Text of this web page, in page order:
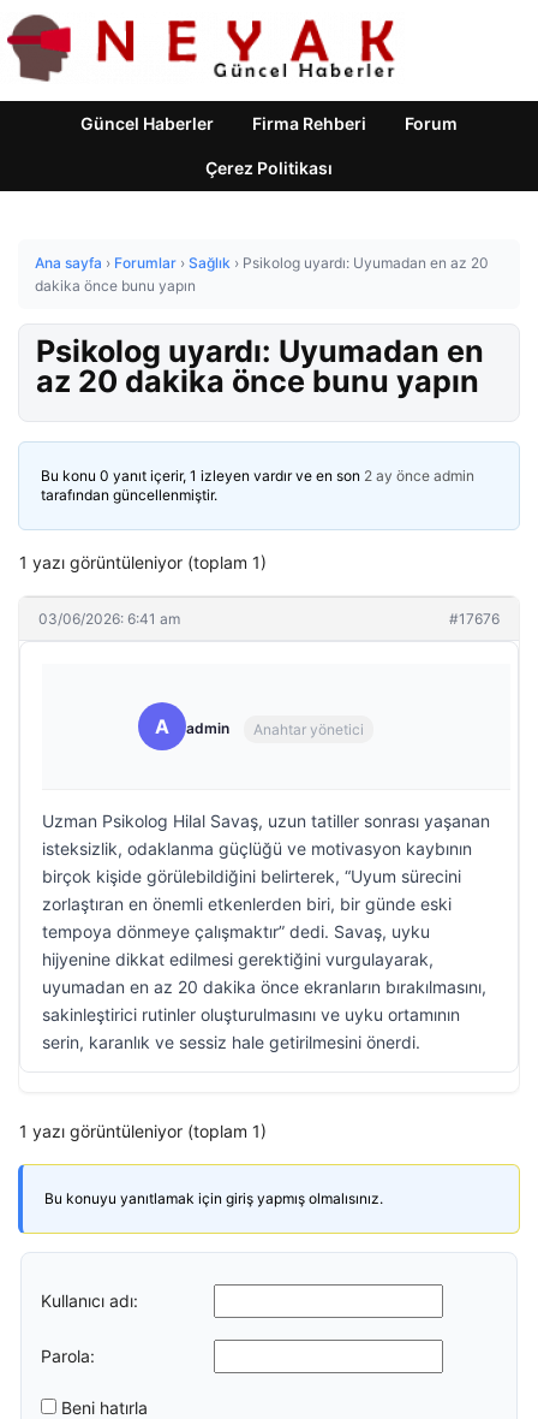
Güncel Haberler Firma Rehberi Forum
Çerez Politikası
Ana sayfa › Forumlar › Sağlık › Psikolog uyardı: Uyumadan en az 20
dakika önce bunu yapın
Psikolog uyardı: Uyumadan en
az 20 dakika önce bunu yapın
Bu konu 0 yanıt içerir, 1 izleyen vardır ve en son 2 ay önce admin
tarafından güncellenmiştir.
1 yazı görüntüleniyor (toplam 1)
03/06/2026: 6:41 am #17676
A admin Anahtar yönetici
Uzman Psikolog Hilal Savaş, uzun tatiller sonrası yaşanan
isteksizlik, odaklanma güçlüğü ve motivasyon kaybının
birçok kişide görülebildiğini belirterek, “Uyum sürecini
zorlaştıran en önemli etkenlerden biri, bir günde eski
tempoya dönmeye çalışmaktır” dedi. Savaş, uyku
hijyenine dikkat edilmesi gerektiğini vurgulayarak,
uyumadan en az 20 dakika önce ekranların bırakılmasını,
sakinleştirici rutinler oluşturulmasını ve uyku ortamının
serin, karanlık ve sessiz hale getirilmesini önerdi.
1 yazı görüntüleniyor (toplam 1)
Bu konuyu yanıtlamak için giriş yapmış olmalısınız.
Kullanıcı adı:
Parola:
Beni hatırla